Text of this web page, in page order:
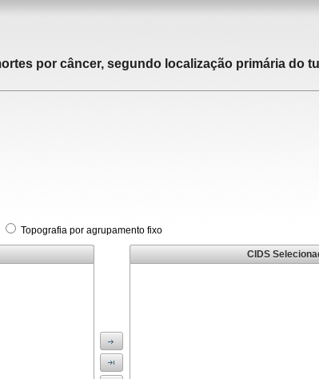
por câncer, segundo localização primária do
Topografia por agrupamento fixo
CIDS